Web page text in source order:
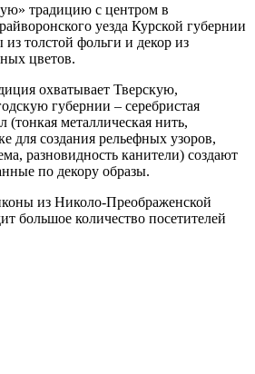
традицию с центром в
уезда Курской губернии
толстой фольги и декор из
цветов.
охватывает Тверскую,
губернии – серебристая
(тонкая металлическая нить,
для создания рельефных узоров,
разновидность канители) создают
по декору образы.
из Николо-Преображенской
большое количество посетителей